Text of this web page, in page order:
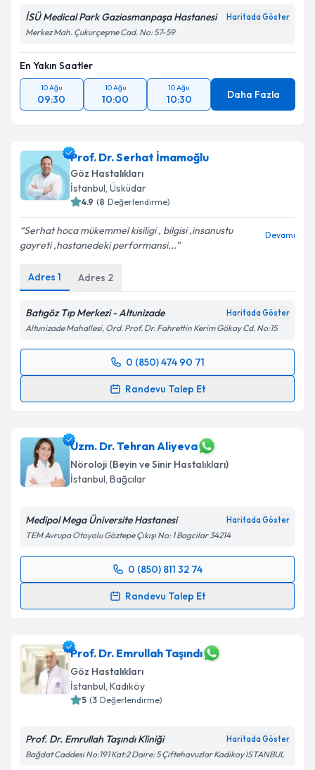
Takvim Talebini Gönder
İSÜ Medical Park Gaziosmanpaşa Hastanesi Haritada Göster
Merkez Mah. Çukurçeşme Cad. No: 57-59
En Yakın Saatler
10 Ağu
09:30
10 Ağu
10:00
10 Ağu
10:30 Daha Fazla
Prof. Dr. Serhat İmamoğlu
Göz Hastalıkları
İstanbul, Üsküdar
4.9 (8 Değerlendirme)
Serhat hoca mükemmel kisiligi , bilgisi ,insanustu
gayreti ,hastanedeki performansi...
Devamı
Adres 1 Adres 2
Batıgöz Tıp Merkezi - Altunizade Haritada Göster
Altunizade Mahallesi, Ord. Prof. Dr. Fahrettin Kerim Gökay Cd. No:15
0 (850) 474 90 71
Randevu Talep Et
Randevu Takvimi Talebi
için bir takvim hazırlandığında e-posta ile
bilgilendireceğiz.
E-posta Adresiniz
Kişisel verilerimin işlenmesine ilişkinAydınlatma
'ni okudum ve kişisel verilerimin belirtilen
kapsamda işlenmesini kabul ediyorum.
Uzm. Dr. Tehran Aliyeva
Nöroloji (Beyin ve Sinir Hastalıkları)
İstanbul, Bağcılar
Medipol Mega Üniversite Hastanesi Haritada Göster
TEM Avrupa Otoyolu Göztepe Çıkışı No: 1 Bagcilar 34214
0 (850) 811 32 74
Randevu Talep Et
Randevu Takvimi Talebi
takvim hazırlandığında e-posta ile bilgilendireceğiz.
E-posta Adresiniz
Kişisel verilerimin işlenmesine ilişkin
Aydınlatma
'ni okudum ve kişisel verilerimin belirtilen
Prof. Dr. Emrullah Taşındı
Göz Hastalıkları
İstanbul, Kadıköy
5 (3 Değerlendirme)
Prof. Dr. Emrullah Taşındı Kliniği Haritada Göster
Bağdat Caddesi No:191 Kat:2 Daire: 5 Çiftehavuzlar Kadikoy ISTANBUL